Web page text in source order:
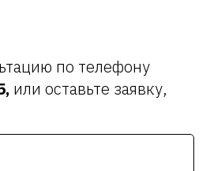
по телефону
, или оставьте заявку,